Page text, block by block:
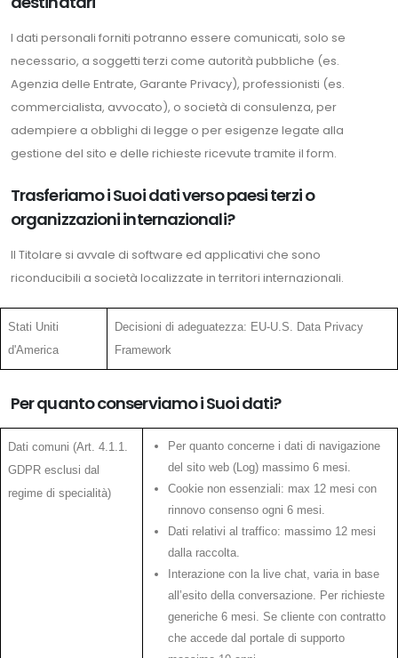
I dati personali forniti potranno essere comunicati, solo se
necessario, a soggetti terzi come autorità pubbliche (es.
Agenzia delle Entrate, Garante Privacy), professionisti (es.
commercialista, avvocato), o società di consulenza, per
adempiere a obblighi di legge o per esigenze legate alla
gestione del sito e delle richieste ricevute tramite il form.
Trasferiamo i Suoi dati verso paesi terzi o
organizzazioni internazionali?
Il Titolare si avvale di software ed applicativi che sono
riconducibili a società localizzate in territori internazionali.
Stati Uniti
d'America
Decisioni di adeguatezza: EU-U.S. Data Privacy
Framework
Per quanto conserviamo i Suoi dati?
Dati comuni (Art. 4.1.1.
GDPR esclusi dal
regime di specialità)
Per quanto concerne i dati di navigazione
del sito web (Log) massimo 6 mesi.
Cookie non essenziali: max 12 mesi con
rinnovo consenso ogni 6 mesi.
Dati relativi al traffico: massimo 12 mesi
dalla raccolta.
Interazione con la live chat, varia in base
all’esito della conversazione. Per richieste
generiche 6 mesi. Se cliente con contratto
che accede dal portale di supporto